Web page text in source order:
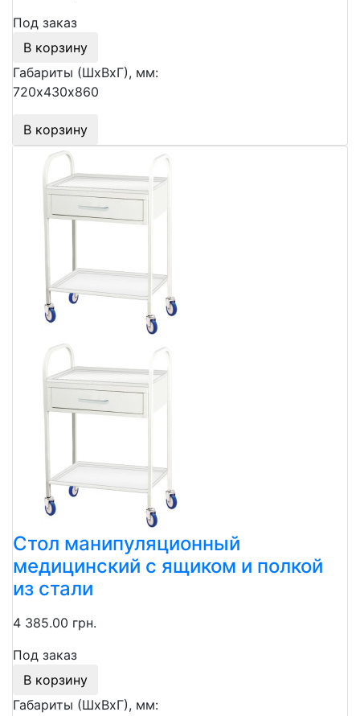
Под заказ
В корзину
Габариты (ШхВхГ), мм:
720х430х860
В корзину
Стол манипуляционный
медицинский с ящиком и полкой
из стали
4 385.00 грн.
Под заказ
В корзину
Габариты (ШхВхГ), мм: